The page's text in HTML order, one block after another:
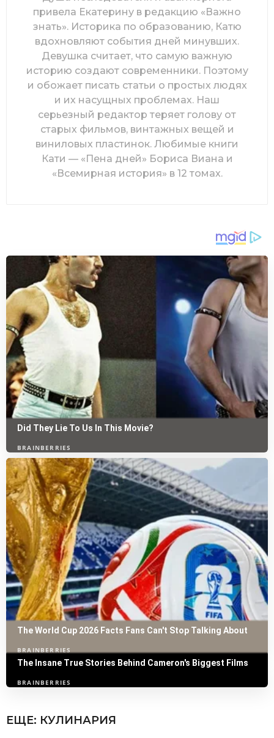
привела Екатерину в редакцию «Важно
знать». Историка по образованию, Катю
вдохновляют события дней минувших.
Девушка считает, что самую важную
историю создают современники. Поэтому
и обожает писать статьи о простых людях
и их насущных проблемах. Наш
серьезный редактор теряет голову от
старых фильмов, винтажных вещей и
виниловых пластинок. Любимые книги
Кати — «Пена дней» Бориса Виана и
«Всемирная история» в 12 томах.
ЕЩЕ: КУЛИНАРИЯ